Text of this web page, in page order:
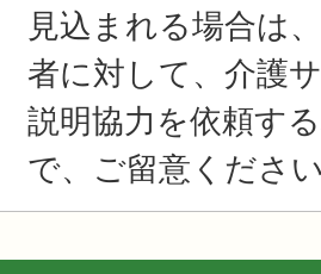
見込まれる場合は
者に対して、介護
説明協力を依頼す
で、ご留意くださ